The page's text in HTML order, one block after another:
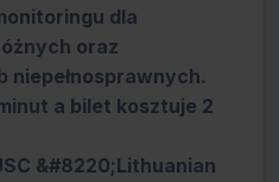
dla
oraz
niepełnosprawnych.
a bilet kosztuje 2
&#8220;Lithuanian